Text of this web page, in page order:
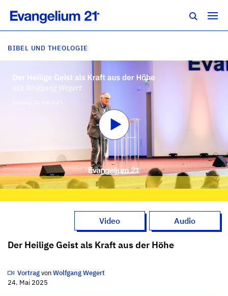
BIBEL UND THEOLOGIE
Video Audio
Der Heilige Geist als Kraft aus der Höhe
VortragvonWolfgang Wegert
24. Mai 2025